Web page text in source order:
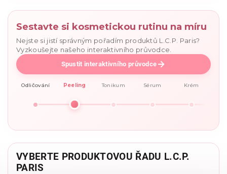
Sestavte si kosmetickou rutinu na míru
Nejste si jistí správným pořadím produktů L.C.P. Paris?
Vyzkoušejte našeho interaktivního průvodce.
Spustit interaktivního průvodce
Odličování Peeling Tonikum Sérum Krém
VYBERTE PRODUKTOVOU ŘADU L.C.P.
PARIS